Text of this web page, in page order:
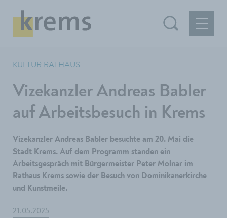
KULTUR RATHAUS
Vizekanzler Andreas Babler
auf Arbeitsbesuch in Krems
Vizekanzler Andreas Babler besuchte am 20. Mai die
Stadt Krems. Auf dem Programm standen ein
Arbeitsgespräch mit Bürgermeister Peter Molnar im
Rathaus Krems sowie der Besuch von Dominikanerkirche
und Kunstmeile.
21.05.2025